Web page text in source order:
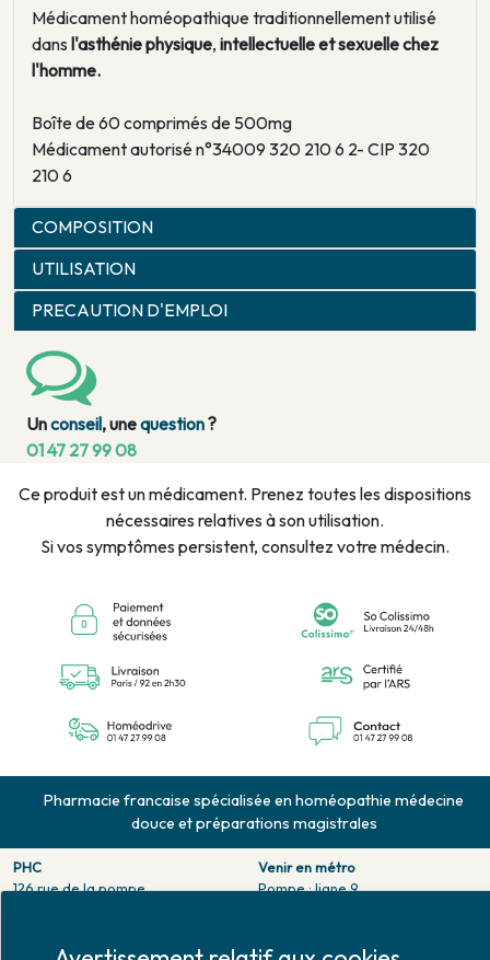
Médicament homéopathique traditionnellement utilisé
dans l'asthénie physique, intellectuelle et sexuelle chez
l'homme.
Boîte de 60 comprimés de 500mg
Médicament autorisé n°34009 320 210 6 2- CIP 320
210 6
COMPOSITION
UTILISATION
PRECAUTION D'EMPLOI
Unconseil, unequestion?
01 47 27 99 08
Ce produit est un médicament. Prenez toutes les dispositions
nécessaires relatives à son utilisation.
Si vos symptômes persistent, consultez votre médecin.
Pharmacie francaise spécialisée en homéopathie médecine
douce et préparations magistrales
PHC
126 rue de la pompe
Fax. 01 47 55 03 61
Venir en métro
Pompe : ligne 9.